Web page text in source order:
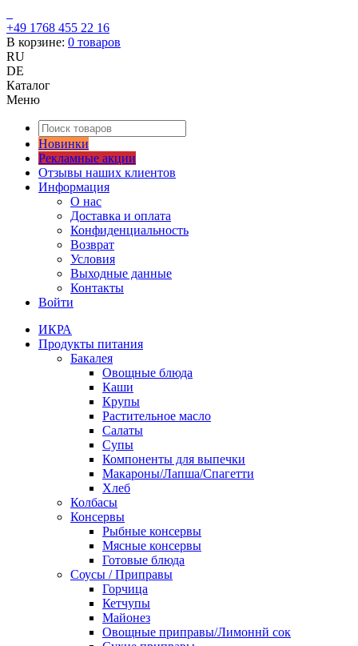
+49 1768 455 22 16
В корзине: 0 товаров
RU
DE
Каталог
Меню
Новинки
Рекламные акции
Отзывы наших клиентов
Информация
О нас
Доставка и оплата
Конфиденциальность
Возврат
Условия
Выходные данные
Контакты
Войти
ИКРА
Продукты питания
Бакалея
Овощные блюда
Каши
Крупы
Растительное масло
Салаты
Супы
Компоненты для выпечки
Макароны/Лапша/Спагетти
Хлеб
Колбасы
Консервы
Рыбные консервы
Мясные консервы
Готовые блюда
Соусы / Приправы
Горчица
Кетчупы
Майонез
Овощные приправы/Лимоннй сок